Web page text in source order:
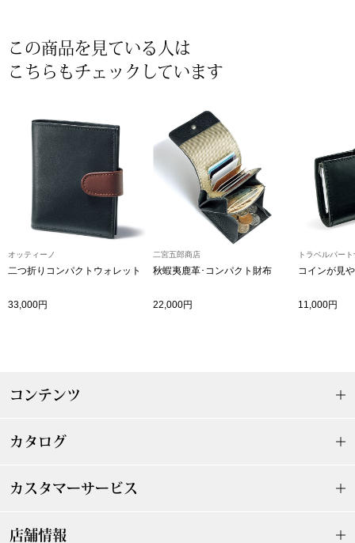
ランド
ビー すべて見る
ズ
ウオッチ／ア
ウオッチ
ファッション
この商品を見ている人は
こちらもチェックしています
オッティーノ
二つ折りコンパクトウォレット
33,000円
二宮五郎商店
秋蝦夷鹿革･コンパクト財布
22,000円
トラベルパー
コインが見
11,000円
コンテンツ
カタログ
カスタマーサービス
店舗情報